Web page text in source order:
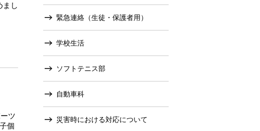
まし
ツ
個
緊急連絡（生徒・保護者用）
学校生活
ソフトテニス部
自動車科
災害時における対応について